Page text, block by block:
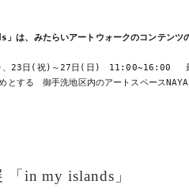
、みたらいアートウォークのコンテンツ
、23日(祝)～27日(日)　11:00~16:00 　
とする　御手洗地区内のアートスペース
in my islands」